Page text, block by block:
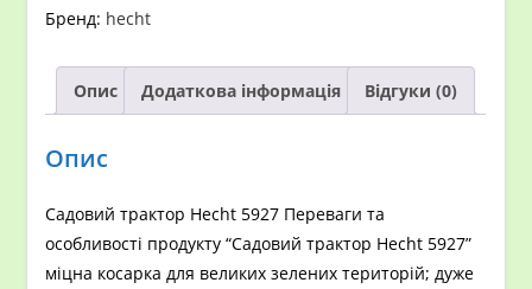
Бренд: hecht
Опис Додаткова інформація Відгуки (0)
Опис
Садовий трактор Hecht 5927 Переваги та
особливості продукту “Садовий трактор Hecht 5927”
міцна косарка для великих зелених територій; дуже